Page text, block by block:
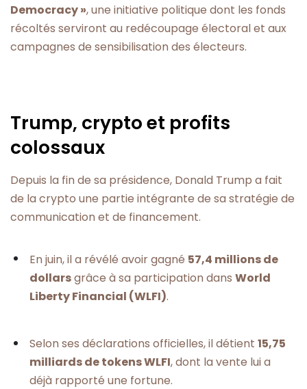
Democracy », une initiative politique dont les fonds
récoltés serviront au redécoupage électoral et aux
campagnes de sensibilisation des électeurs.
Trump, crypto et profits
colossaux
Depuis la fin de sa présidence, Donald Trump a fait
de la crypto une partie intégrante de sa stratégie de
communication et de financement.
En juin, il a révélé avoir gagné 57,4 millions de
dollarsgrâce à sa participation dans World
Liberty Financial (WLFI).
Selon ses déclarations officielles, il détient 15,75
milliards de tokens WLFI, dont la vente lui a
déjà rapporté une fortune.